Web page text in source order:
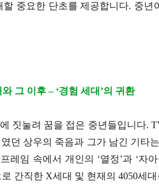
중요한 단초를 제공합니다. 중년
그 이후 – ‘경험 세대’의 귀환
짓눌려 꿈을 접은 중년들입니다.
던 상우의 죽음과 그가 남긴 기타
레임 속에서 개인의 ‘열정’과 ‘자
간직한 X세대 및 현재의 4050세